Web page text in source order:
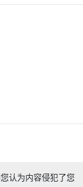
认为内容侵犯了您